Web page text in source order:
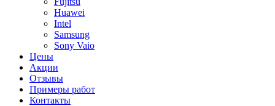
Huawei
Intel
Samsung
Sony Vaio
Цены
Акции
Отзывы
Примеры работ
Контакты